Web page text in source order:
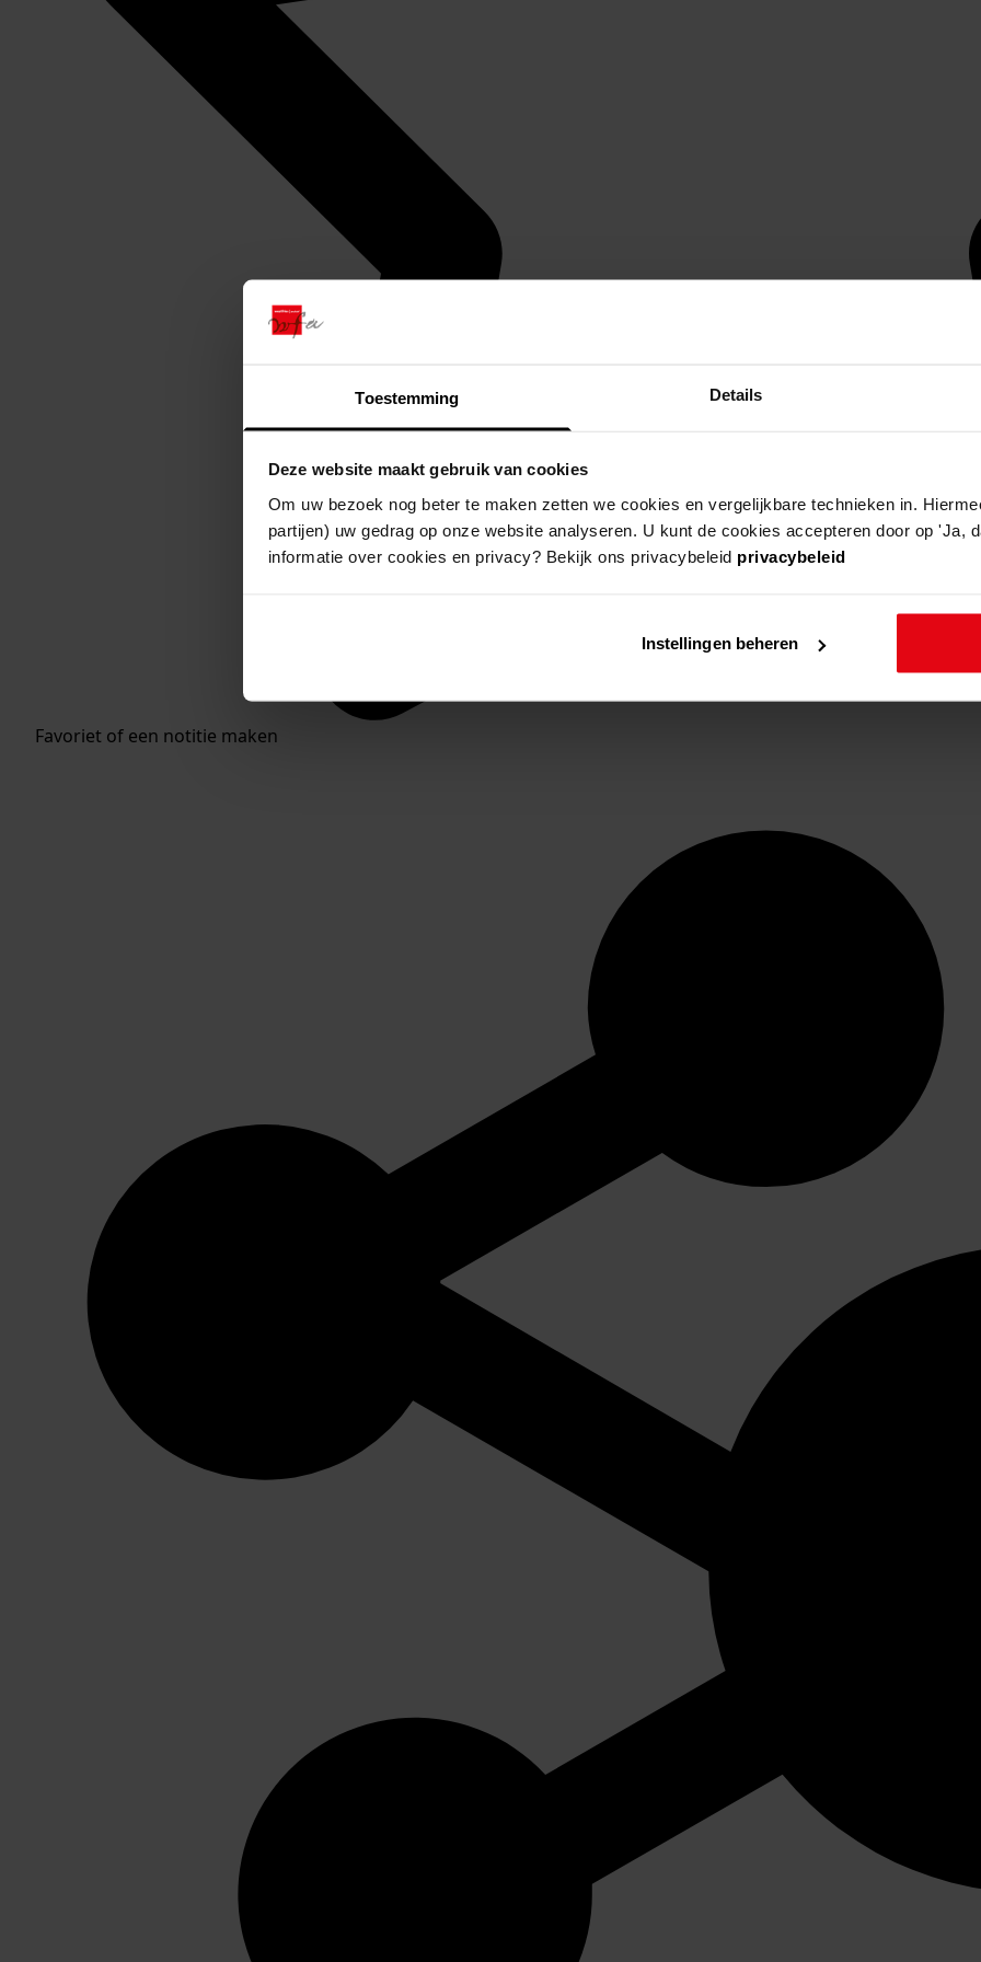
Toestemming Details
Deze website maakt gebruik van cookies
Om uw bezoek nog beter te maken zetten we cookies en vergelijkbare technieken in.
partijen) uw gedrag op onze website analyseren. U kunt de cookies accepteren door op 'Ja,
informatie over cookies en privacy? Bekijk ons privacybeleid privacybeleid
Instellingen beheren
Favoriet of een notitie maken